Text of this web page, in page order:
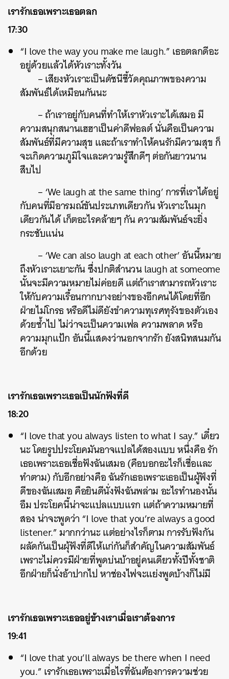
เรารักเธอเพราะเธอตลก
17:30
“I love the way you make me laugh.” เธอตลกดีอะ
อยู่ด้วยแล้วได้หัวเราะทั้งวัน
– เสียงหัวเราะเป็นดัชนีชี้วัดคุณภาพของความ
สัมพันธ์ได้เหมือนกันนะ
– ถ้าเราอยู่กับคนที่ทำให้เราหัวเราะได้เสมอ มี
ความสนุกสนานเฮฮาเป็นค่าดีฟอลต์ นั่นคือเป็นความ
สัมพันธ์ที่มีความสุข และถ้าเราทำให้คนรักมีความสุข ก็
จะเกิดความภูมิใจและความรู้สึกดีๆ ต่อกันยาวนาน
สืบไป
– ‘We laugh at the same thing’ การที่เราได้อยู่
กับคนที่มีอารมณ์ขันประเภทเดียวกัน หัวเราะในมุก
เดียวกันได้ เก็ตอะไรคล้ายๆ กัน ความสัมพันธ์จะยิ่ง
กระชับแน่น
– ‘We can also laugh at each other’ อันนี้หมาย
ถึงหัวเราะเยาะกัน ซึ่งปกติสำนวน laugh at someome
นั้นจะมีความหมายไม่ค่อยดี แต่ถ้าเราสามารถหัวเราะ
ให้กับความเรื้อนกากบางอย่างของอีกคนได้โดยที่อีก
ฝ่ายไม่โกรธ หรือดีไม่ดียังขำความทุเรศทุรังของตัวเอง
ด้วยซ้ำไป ไม่ว่าจะเป็นความเฟล ความพลาด หรือ
ความมุกแป้ก อันนี้แสดงว่านอกจากรัก ยังสนิทสนมกัน
อีกด้วย
เรารักเธอเพราะเธอเป็นนักฟังที่ดี
18:20
“I love that you always listen to what I say.” เดี๋ยว
นะ โดยรูปประโยคมันอาจแปลได้สองแบบ หนึ่งคือ รัก
เธอเพราะเธอเชื่อฟังฉันเสมอ (คือบอกอะไรก็เชื่อและ
ทำตาม) กับอีกอย่างคือ ฉันรักเธอเพราะเธอเป็นผู้ฟังที่
ดีของฉันเสมอ คือยินดีนั่งฟังฉันพล่าม อะไรทำนองนั้น
อืม ประโยคนี้น่าจะแปลแบบแรก แต่ถ้าความหมายที่
สอง น่าจะพูดว่า “I love that you’re always a good
listener.” มากกว่านะ แต่อย่างไรก็ตาม การรับฟังกัน
ผลัดกันเป็นผุ้ฟังที่ดีให้แก่กันก็สำคัญในความสัมพันธ์
เพราะไม่ควรมีฝ่ายที่พูดบ่นบ้าอยู่คนเดียวทั้งปีทั้งชาติ
อีกฝ่ายก็นั่งอ้าปากไป หาช่องไฟจะแย่งพูดบ้างก็ไม่มี
เรารักเธอเพราะเธออยู่ข้างเราเมื่อเราต้องการ
19:41
“I love that you’ll always be there when I need
you.” เรารักเธอเพราะเมื่อไรที่ฉันต้องการความช่วย